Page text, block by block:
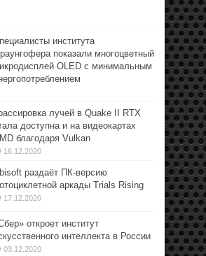
института
показали многоцветный
OLED с минимальным
лучей в Quake II RTX
доступна и на видеокартах
благодаря Vulkan
16.12.2020
раздаёт ПК-версию
аркады Trials Rising
17.12.2020
откроет институт
интеллекта в России
03.12.2020